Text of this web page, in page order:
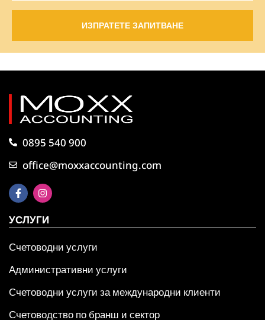
ИЗПРАТЕТЕ ЗАПИТВАНЕ
0895 540 900
office@moxxaccounting.com
УСЛУГИ
Счетоводни услуги
Административни услуги
Счетоводни услуги за международни клиенти
Счетоводство по бранш и сектор